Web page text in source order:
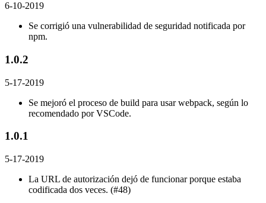
6-10-2019
Se corrigió una vulnerabilidad de seguridad notificada por
npm.
1.0.2
5-17-2019
Se mejoró el proceso de build para usar webpack, según lo
recomendado por VSCode.
1.0.1
5-17-2019
La URL de autorización dejó de funcionar porque estaba
codificada dos veces. (#48)